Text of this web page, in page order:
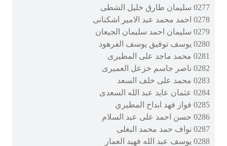
0277 سليمان طارق خليل الشطى
0278 احمد محمد عبد الامير اشكنانى
0279 سليمان احمد سليمان الجيعان
0280 يوسف توفيق يوسف الفرهود
0281 محمد ماجد على المطيرى
0282 ناصر جاسم خزعل العميرى
0283 محمد على خلف السعد
0284 عثمان عايد عبد الله السعدى
0285 فواز فهد ابداح المطيري
0286 حسن احمد على عبد السلام
0287 نواف حمد محمد البغلى
0288 يوسف عبد الله فهيد العمار